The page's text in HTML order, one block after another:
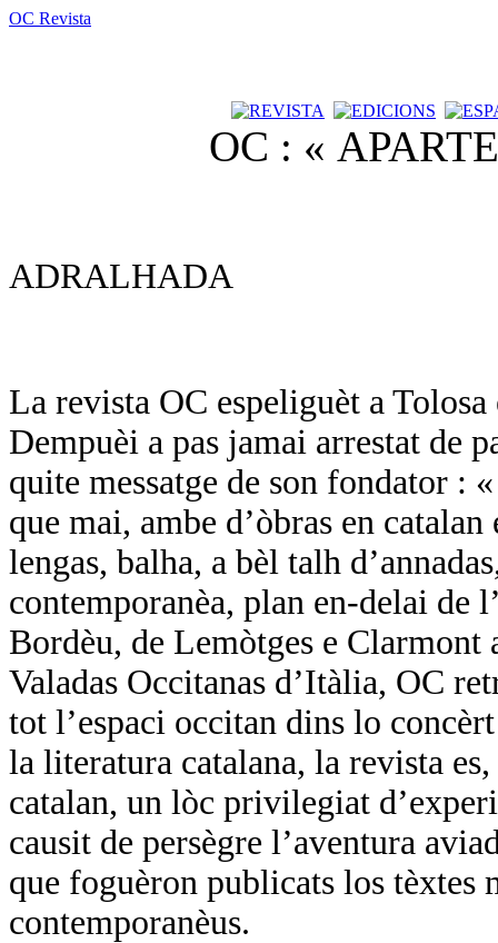
OC Revista
OC : «
ADRALHADA
La revista OC espeliguèt a
Dempuèi a pas jamai arrestat de
quite messatge de son fondator :
que mai, ambe d’òbras en
lengas, balha, a bèl talh
contemporanèa, plan en-delai de
Bordèu, de Lemòtges e Clarmont
Valadas Occitanas d’Itàlia, OC
tot l’espaci occitan dins lo
la literatura catalana, la revista
catalan, un lòc privilegiat
causit de persègre l’aventura
que foguèron publicats los tèxtes
contemporanèus.